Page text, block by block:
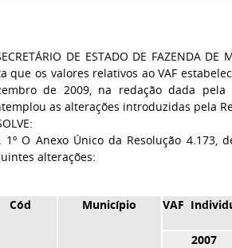
DE ESTADO DE FAZENDA
que os valores relativos ao VAF
de 2009, na redação dada
as alterações introduzidas pela
1º O Anexo Único da Resolução 4.173,
alterações:
Cód
Município VAF
2007